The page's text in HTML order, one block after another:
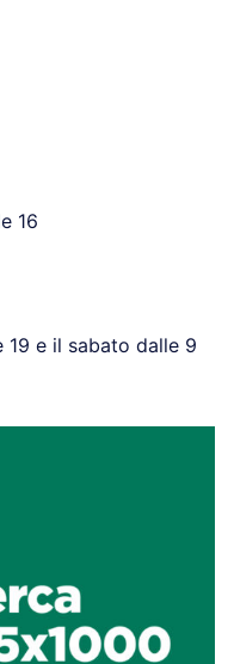
16
19 e il sabato dalle 9